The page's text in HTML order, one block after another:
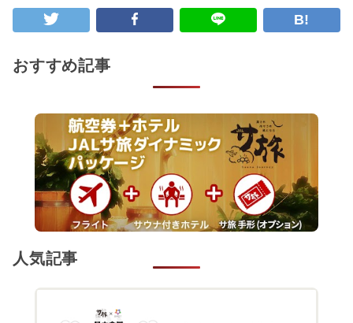
B!
おすすめ記事
人気記事